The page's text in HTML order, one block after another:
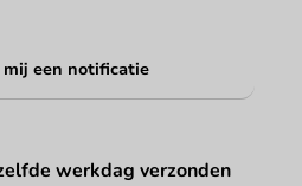
een notificatie
werkdag verzonden